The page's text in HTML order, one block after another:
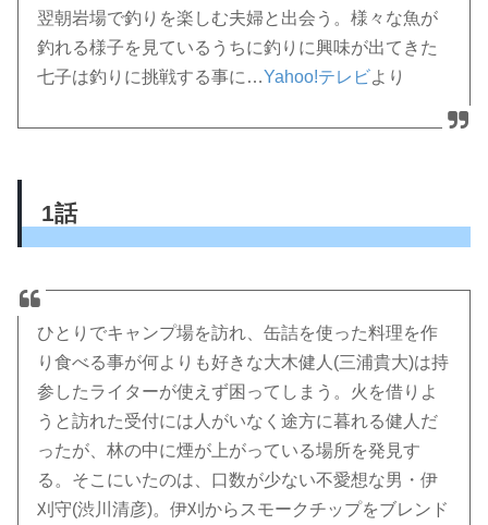
翌朝岩場で釣りを楽しむ夫婦と出会う。様々な魚が
釣れる様子を見ているうちに釣りに興味が出てきた
七子は釣りに挑戦する事に…Yahoo!テレビより
1話
ひとりでキャンプ場を訪れ、缶詰を使った料理を作
り食べる事が何よりも好きな大木健人(三浦貴大)は持
参したライターが使えず困ってしまう。火を借りよ
うと訪れた受付には人がいなく途方に暮れる健人だ
ったが、林の中に煙が上がっている場所を発見す
る。そこにいたのは、口数が少ない不愛想な男・伊
刈守(渋川清彦)。伊刈からスモークチップをブレンド